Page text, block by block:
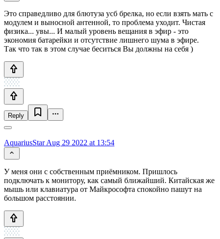
Это справедливо для блютуза усб брелка, но если взять мать с
модулем и выносной антенной, то проблема уходит. Чистая
физика... увы... И малый уровень вещания в эфир - это
экономия батарейки и отсутствие лишнего шума в эфире.
Так что так в этом случае беситься Вы должны на себя )
Reply
AquariusStarAug 29 2022 at 13:54
У меня они с собственным приёмником. Пришлось
подключать к монитору, как самый ближайший. Китайская же
мышь или клавиатура от Майкрософта спокойно пашут на
большом расстоянии.